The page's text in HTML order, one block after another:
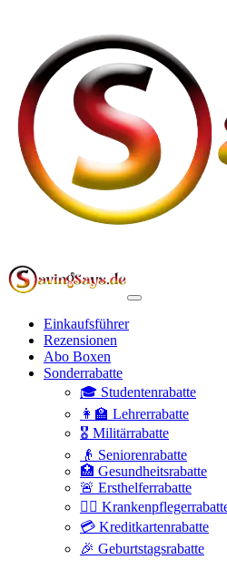
Einkaufsführer
Rezensionen
Abo Boxen
Sonderrabatte
🎓 Studentenrabatte
👩‍🏫 Lehrerrabatte
🎖️ Militärrabatte
👴 Seniorenrabatte
🏥 Gesundheitsrabatte
🚨 Ersthelferrabatte
👩‍⚕️
💳 Kreditkartenrabatte
🎉 Geburtstagsrabatte